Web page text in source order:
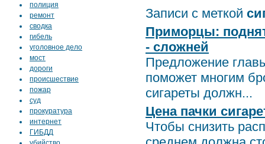
полиция
ремонт
сводка
гибель
уголовное дело
мост
дороги
происшествие
пожар
суд
прокуратура
интернет
ГИБДД
Записи с меткой
Приморцы:
- сложней
Предложение
поможет многим
сигареты должн...
Цена пачки
Чтобы снизить